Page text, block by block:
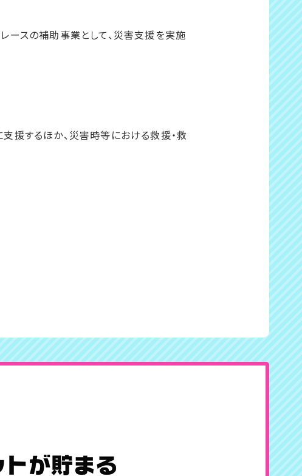
ースの補助事業として、災害支援を実施
援するほか、災害時等における救援・救